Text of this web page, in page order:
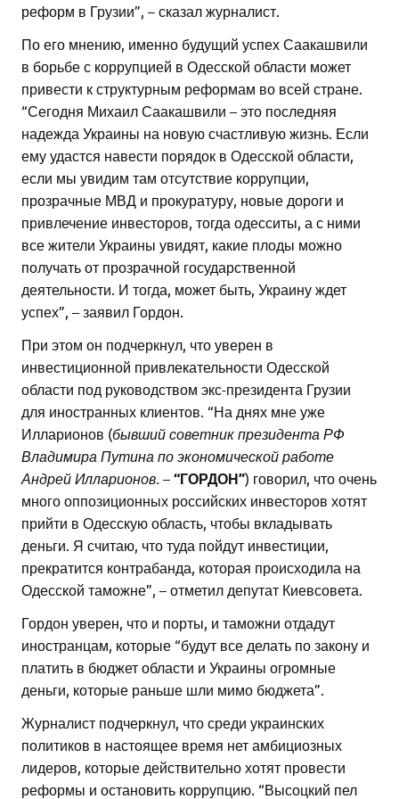
реформ в Грузии”, – сказал журналист.
По его мнению, именно будущий успех Саакашвили
в борьбе с коррупцией в Одесской области может
привести к структурным реформам во всей стране.
“Сегодня Михаил Саакашвили – это последняя
надежда Украины на новую счастливую жизнь. Если
ему удастся навести порядок в Одесской области,
если мы увидим там отсутствие коррупции,
прозрачные МВД и прокуратуру, новые дороги и
привлечение инвесторов, тогда одесситы, а с ними
все жители Украины увидят, какие плоды можно
получать от прозрачной государственной
деятельности. И тогда, может быть, Украину ждет
успех”, – заявил Гордон.
При этом он подчеркнул, что уверен в
инвестиционной привлекательности Одесской
области под руководством экс-президента Грузии
для иностранных клиентов. “На днях мне уже
Илларионов (бывший советник президента РФ
Владимира Путина по экономической работе
АндрейИлларионов. – “ГОРДОН”) говорил, что очень
много оппозиционных российских инвесторов хотят
прийти в Одесскую область, чтобы вкладывать
деньги. Я считаю, что туда пойдут инвестиции,
прекратится контрабанда, которая происходила на
Одесской таможне”, – отметил депутат Киевсовета.
Гордон уверен, что и порты, и таможни отдадут
иностранцам, которые “будут все делать по закону и
платить в бюджет области и Украины огромные
деньги, которые раньше шли мимо бюджета”.
Журналист подчеркнул, что среди украинских
политиков в настоящее время нет амбициозных
лидеров, которые действительно хотят провести
реформы и остановить коррупцию. “Высоцкий пел